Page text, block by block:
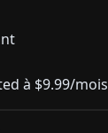
à $9.99/mois